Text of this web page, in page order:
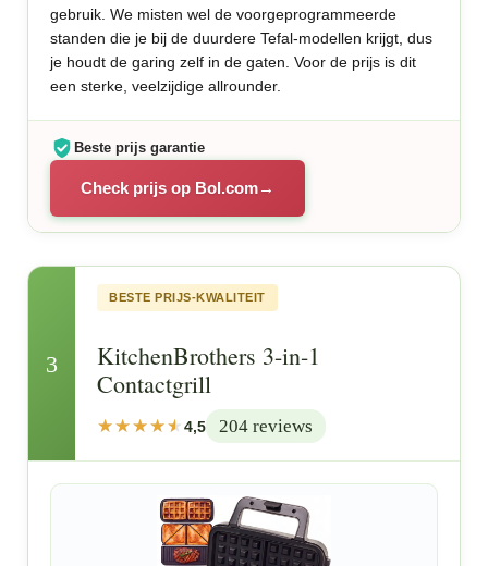
gebruik. We misten wel de voorgeprogrammeerde
standen die je bij de duurdere Tefal-modellen krijgt, dus
je houdt de garing zelf in de gaten. Voor de prijs is dit
een sterke, veelzijdige allrounder.
Beste prijs garantie
Check prijs op Bol.com
3
BESTE PRIJS-KWALITEIT
KitchenBrothers 3-in-1
Contactgrill
4,5 204 reviews